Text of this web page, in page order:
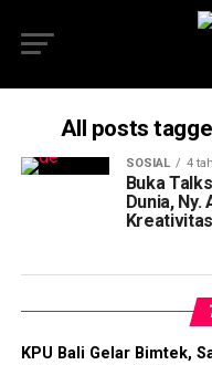
All posts
SOSIAL 4
Buka
Dunia,
KPU Bali Gelar Bimtek,